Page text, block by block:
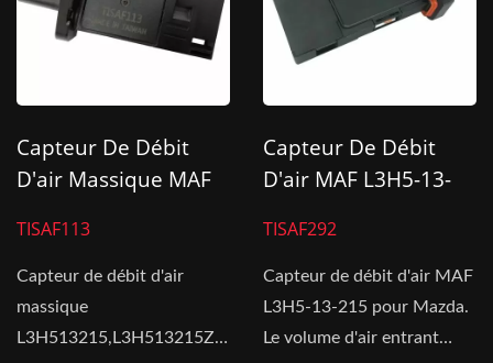
Capteur De Débit
D'air Massique MAF
Mazda
TISAF113
Capteur de débit d'air
massique
L3H513215,L3H513215Z01,CY0113215,AA5Z9A600A
Capteur De Débit
D'air MAF L3H5-13-
TISAF292
Capteur de débit d'air MAF
L3H5-13-215 pour Mazda.
Le volume d'air entrant